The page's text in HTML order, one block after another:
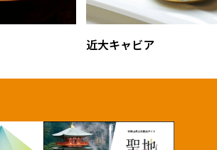
近大キャビア